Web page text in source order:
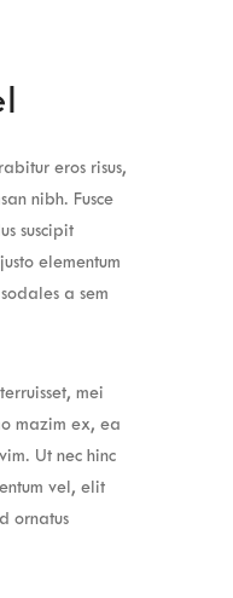
eros risus,
nibh. Fusce
suscipit
elementum
a sem
mei
mazim ex, ea
Ut nec hinc
vel, elit
ornatus